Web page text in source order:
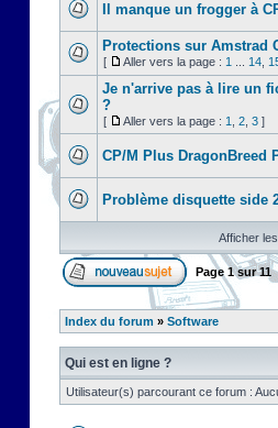
Il manque un frogger à
Protections sur Amstrad
[ Aller vers la page : 1 14
Je n'arrive pas à lire un
?
[ Aller vers la page : 1 2 3 ]
CP/M Plus DragonBreed
Problème disquette side
Afficher
Page 1sur11
Index du forum » Software
Qui est en ligne ?
Utilisateur(s) parcourant ce forum :